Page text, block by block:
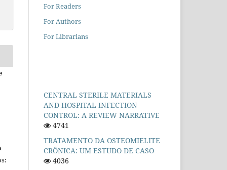
For Readers
For Authors
For Librarians
CENTRAL STERILE MATERIALS
AND HOSPITAL INFECTION
CONTROL: A REVIEW NARRATIVE
4741
TRATAMENTO DA OSTEOMIELITE
CRÔNICA: UM ESTUDO DE CASO
4036